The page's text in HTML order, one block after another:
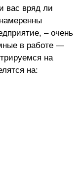
вас вряд ли
– очень
в работе —
на
на: